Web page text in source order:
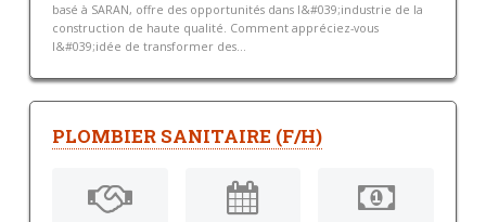
basé à SARAN, offre des opportunités dans l&#039;industrie de la
construction de haute qualité. Comment appréciez-vous
l&#039;idée de transformer des...
PLOMBIER SANITAIRE (F/H)